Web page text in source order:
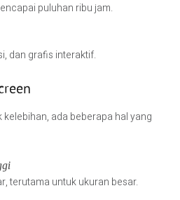
puluhan ribu jam.
dan grafis interaktif.
ada beberapa hal yang
terutama untuk ukuran besar.